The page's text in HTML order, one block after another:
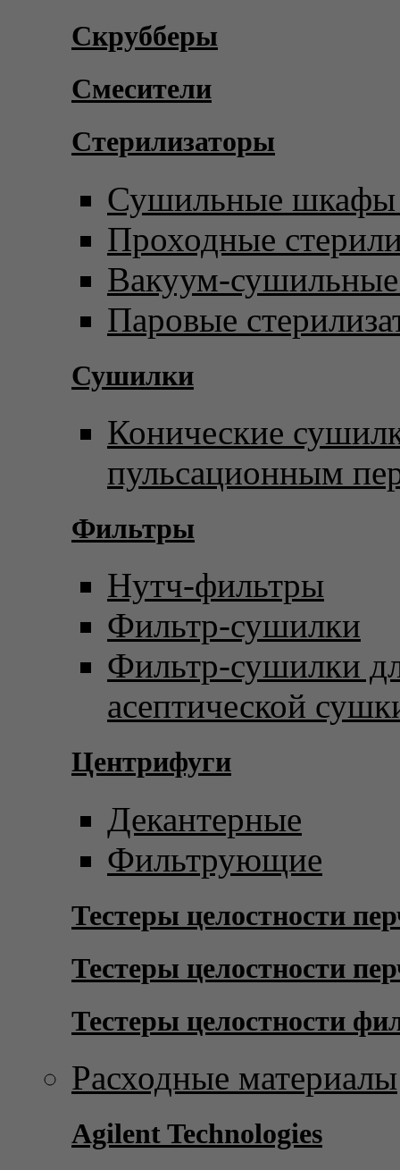
Скрубберы
Смесители
Стерилизаторы
Сушильные шкафы
Проходные
Вакуум-
Паровые
Сушилки
Конические
пульсационным
Фильтры
Нутч-фильтры
Фильтр-сушилки
Фильтр-сушилки
асептической
Центрифуги
Декантерные
Фильтрующие
Тестеры целостности
Тестеры целостности
Тестеры целостности
Расходные материалы
Agilent Technologies